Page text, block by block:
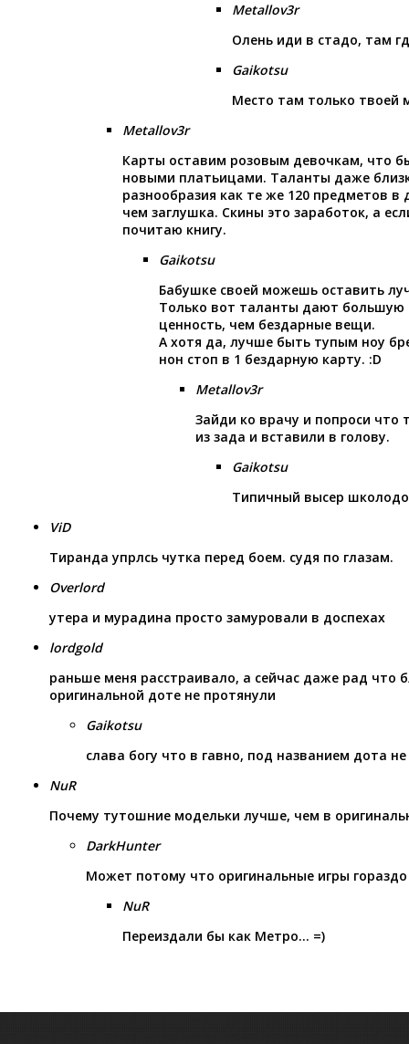
Metallov3r
Олень иди в стадо, там
Gaikotsu
Место там только твоей
Metallov3r
Карты оставим розовым девочкам, что
новыми платьицами. Таланты даже
разнообразия как те же 120 предметов в
чем заглушка. Скины это заработок, а
почитаю книгу.
Gaikotsu
Бабушке своей можешь оставить
Только вот таланты дают большую
ценность, чем бездарные вещи.
А хотя да, лучше быть тупым ноу
нон стоп в 1 бездарную карту. :D
Metallov3r
Зайди ко врачу и попроси
из зада и вставили в голову.
Gaikotsu
Типичный высер
ViD
Тиранда упрлсь чутка перед боем. судя по глазам.
Overlord
утера и мурадина просто замуровали в доспехах
lordgold
раньше меня расстраивало, а сейчас даже рад что
оригинальной доте не протянули
Gaikotsu
слава богу что в гавно, под названием дота
NuR
Почему тутошние модельки лучше, чем в
DarkHunter
Может потому что оригинальные игры
NuR
Переиздали бы как Метро… =)